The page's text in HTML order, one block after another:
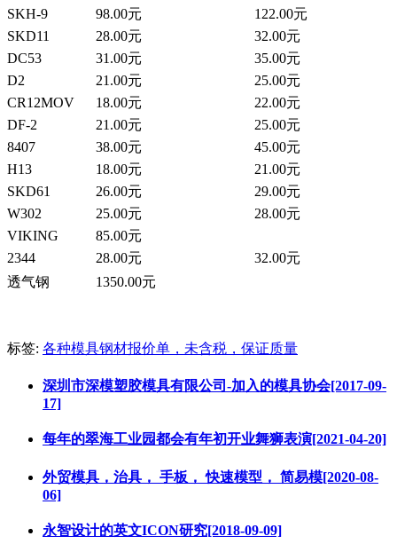
SKH-9
98.00元
122.00元
SKD11
28.00元
32.00元
DC53
31.00元
35.00元
D2
21.00元
25.00元
CR12MOV
18.00元
22.00元
DF-2
21.00元
25.00元
8407
38.00元
45.00元
H13
18.00元
21.00元
SKD61
26.00元
29.00元
W302
25.00元
28.00元
VIKING
85.00元
2344
28.00元
32.00元
透气钢
1350.00元
标签: 各种模具钢材报价单，未含税，保证质量
深圳市深模塑胶模具有限公司-加入的模具协会[2017-09-
17]
每年的翠海工业园都会有年初开业舞狮表演[2021-04-20]
外贸模具，治具， 手板， 快速模型， 简易模[2020-08-
06]
永智设计的英文ICON研究[2018-09-09]